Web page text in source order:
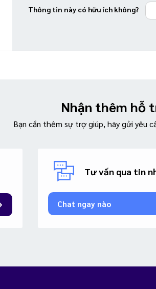
Thông tin này có hữu ích không?
Nhận thêm hỗ
Bạn cần thêm sự trợ giúp, hãy gửi yêu
Tư vấn qua tin
Chat ngay nào